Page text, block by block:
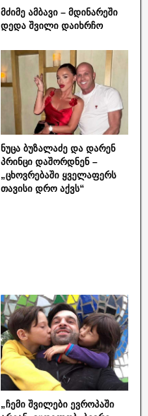
მძიმე ამბავი – მდინარეში
დედა შვილი დაიხრჩო
ნუცა ბუზალაძე და დარენ
პრინცი დაშორდნენ –
„ცხოვრებაში ყველაფერს
თავისი დრო აქვს“
„ჩემი შვილები ევროპაში